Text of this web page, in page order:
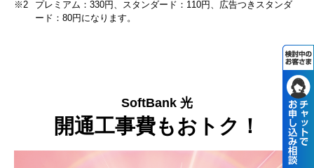
※2
プレミアム：330円、スタンダード：110円、広告つきスタンダ
ード：80円になります。
SoftBank 光
開通工事費もおトク！